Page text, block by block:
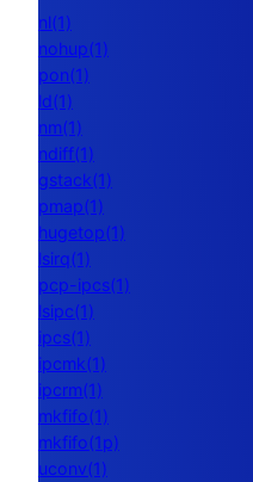
nl(1)
nohup(1)
pon(1)
ld(1)
nm(1)
ndiff(1)
gstack(1)
pmap(1)
hugetop(1)
lsirq(1)
pcp-ipcs(1)
lsipc(1)
ipcs(1)
ipcmk(1)
ipcrm(1)
mkfifo(1)
mkfifo(1p)
uconv(1)